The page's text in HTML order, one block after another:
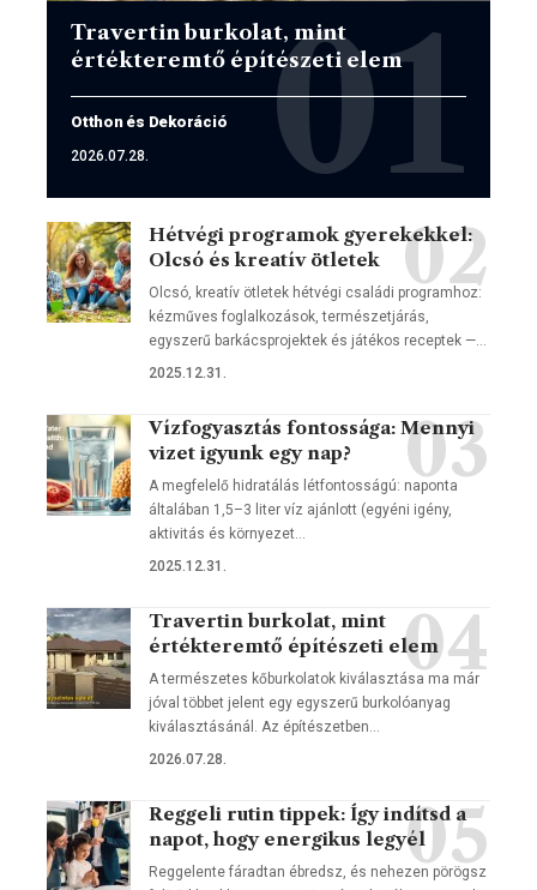
Travertin burkolat, mint
értékteremtő építészeti elem
Otthon és Dekoráció
2026.07.28.
Hétvégi programok gyerekekkel:
Olcsó és kreatív ötletek
Olcsó, kreatív ötletek hétvégi családi programhoz:
kézműves foglalkozások, természetjárás,
egyszerű barkácsprojektek és játékos receptek —…
2025.12.31.
Vízfogyasztás fontossága: Mennyi
vizet igyunk egy nap?
A megfelelő hidratálás létfontosságú: naponta
általában 1,5–3 liter víz ajánlott (egyéni igény,
aktivitás és környezet…
2025.12.31.
Travertin burkolat, mint
értékteremtő építészeti elem
A természetes kőburkolatok kiválasztása ma már
jóval többet jelent egy egyszerű burkolóanyag
kiválasztásánál. Az építészetben…
2026.07.28.
Reggeli rutin tippek: Így indítsd a
napot, hogy energikus legyél
Reggelente fáradtan ébredsz, és nehezen pörögsz